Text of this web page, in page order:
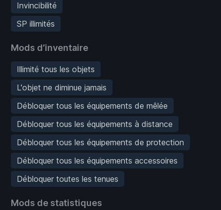
Invincibilité
SP illimités
Mods d’inventaire
Illimité tous les objets
L'objet ne diminue jamais
Débloquer tous les équipements de mêlée
Débloquer tous les équipements à distance
Débloquer tous les équipements de protection
Débloquer tous les équipements accessoires
Débloquer toutes les tenues
Mods de statistiques